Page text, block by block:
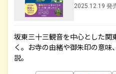
2025.12.19 発
坂東三十三観音を中心とした関
く。お寺の由緒や御朱印の意
説。